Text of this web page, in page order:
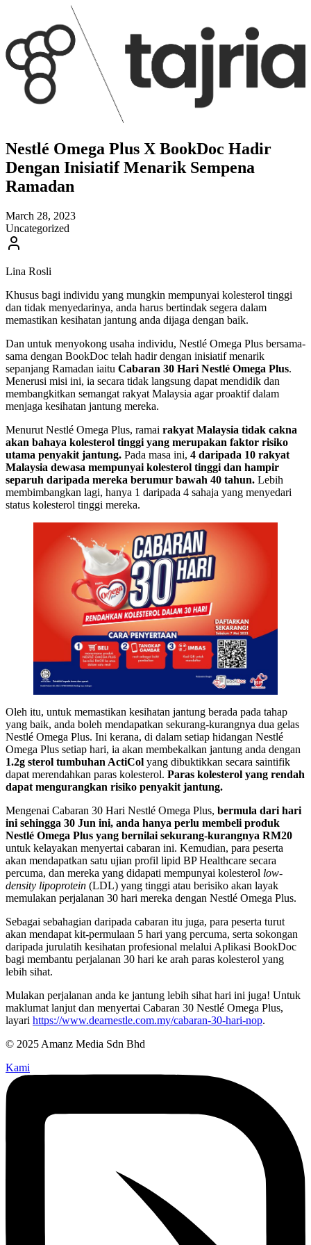
Nestlé Omega Plus X BookDoc Hadir
Dengan Inisiatif Menarik Sempena
Ramadan
March 28, 2023
Uncategorized
Lina Rosli
Khusus bagi individu yang mungkin mempunyai kolesterol tinggi
dan tidak menyedarinya, anda harus bertindak segera dalam
memastikan kesihatan jantung anda dijaga dengan baik.
Dan untuk menyokong usaha individu, Nestlé Omega Plus bersama-
sama dengan BookDoc telah hadir dengan inisiatif menarik
sepanjang Ramadan iaitu Cabaran 30 Hari Nestlé Omega Plus.
Menerusi misi ini, ia secara tidak langsung dapat mendidik dan
membangkitkan semangat rakyat Malaysia agar proaktif dalam
menjaga kesihatan jantung mereka.
Menurut Nestlé Omega Plus, ramai rakyat Malaysia tidak cakna
akan bahaya kolesterol tinggi yang merupakan faktor risiko
utama penyakit jantung. Pada masa ini, 4 daripada 10 rakyat
Malaysia dewasa mempunyai kolesterol tinggi dan hampir
separuh daripada mereka berumur bawah 40 tahun. Lebih
membimbangkan lagi, hanya 1 daripada 4 sahaja yang menyedari
status kolesterol tinggi mereka.
Oleh itu, untuk memastikan kesihatan jantung berada pada tahap
yang baik, anda boleh mendapatkan sekurang-kurangnya dua gelas
Nestlé Omega Plus. Ini kerana, di dalam setiap hidangan Nestlé
Omega Plus setiap hari, ia akan membekalkan jantung anda dengan
1.2g sterol tumbuhan ActiCol yang dibuktikkan secara saintifik
dapat merendahkan paras kolesterol. Paras kolesterol yang rendah
dapat mengurangkan risiko penyakit jantung.
Mengenai Cabaran 30 Hari Nestlé Omega Plus, bermula dari hari
ini sehingga 30 Jun ini, anda hanya perlu membeli produk
Nestlé Omega Plus yang bernilai sekurang-kurangnya RM20
untuk kelayakan menyertai cabaran ini. Kemudian, para peserta
akan mendapatkan satu ujian profil lipid BP Healthcare secara
percuma, dan mereka yang didapati mempunyai kolesterol low-
density lipoprotein (LDL) yang tinggi atau berisiko akan layak
memulakan perjalanan 30 hari mereka dengan Nestlé Omega Plus.
Sebagai sebahagian daripada cabaran itu juga, para peserta turut
akan mendapat kit-permulaan 5 hari yang percuma, serta sokongan
daripada jurulatih kesihatan profesional melalui Aplikasi BookDoc
bagi membantu perjalanan 30 hari ke arah paras kolesterol yang
lebih sihat.
Mulakan perjalanan anda ke jantung lebih sihat hari ini juga! Untuk
maklumat lanjut dan menyertai Cabaran 30 Nestlé Omega Plus,
layari https://www.dearnestle.com.my/cabaran-30-hari-nop.
© 2025 Amanz Media Sdn Bhd
Kami